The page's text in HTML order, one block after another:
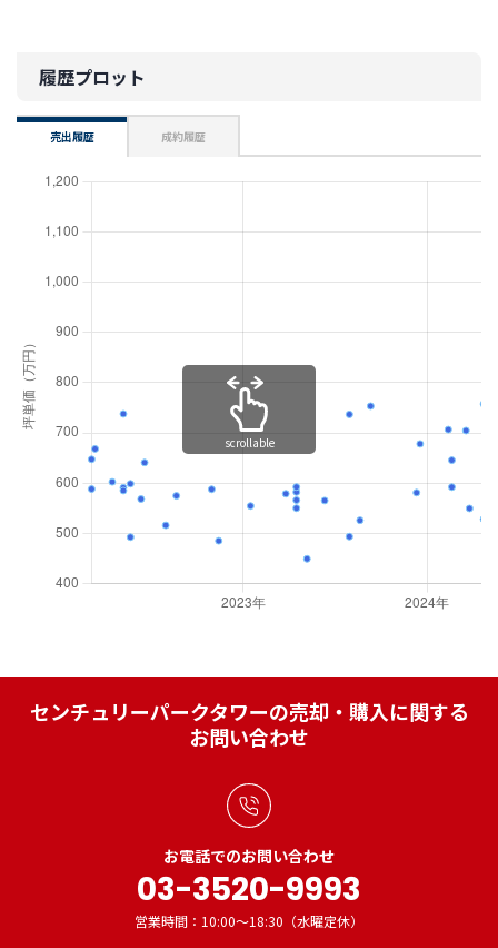
履歴プロット
売出履歴 成約履歴
scrollable
センチュリーパークタワーの売却・購入に関する
お問い合わせ
お電話でのお問い合わせ
03-3520-9993
営業時間：10:00～18:30（水曜定休）